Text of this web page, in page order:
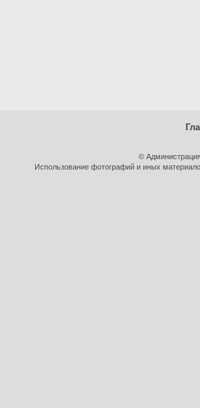
©
Использование фотографий и иных